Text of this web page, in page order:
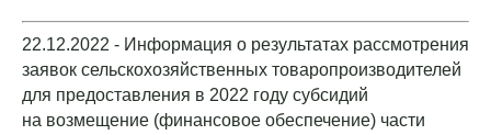
22.12.2022 - Информация о результатах рассмотрения
заявок сельскохозяйственных товаропроизводителей
для предоставления в 2022 году субсидий
на возмещение (финансовое обеспечение) части